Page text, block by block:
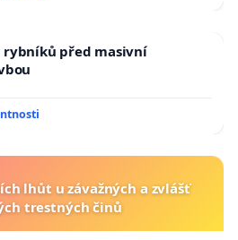
rybníků před masivní
lhůt u závažných a zvlášť
trestných činů